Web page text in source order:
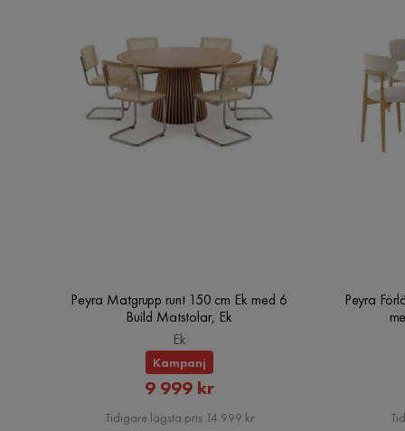
Peyra Matgrupp runt 150 cm Ek med 6
Build Matstolar, Ek
Ek
Kampanj
Rabatterat
Pris
9 999 kr
Tidigare lägsta pris 14 999 kr
Peyra